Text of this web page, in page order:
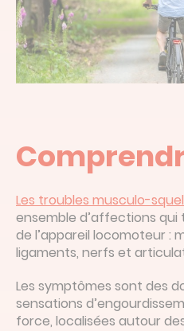
Les troubles musculo-
ensemble d’affections
de l’appareil locomoteur :
ligaments, nerfs et
Les symptômes sont des
sensations
force, localisées autour